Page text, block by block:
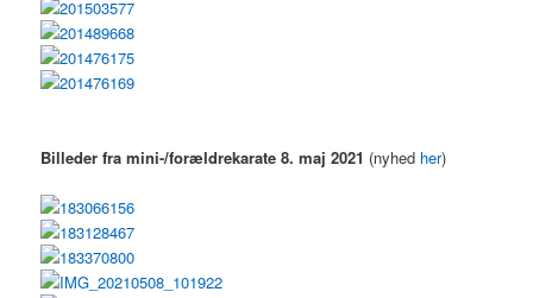
Billeder fra mini-/forældrekarate 8. maj 2021 (nyhed her)